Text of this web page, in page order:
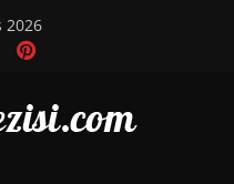
2026